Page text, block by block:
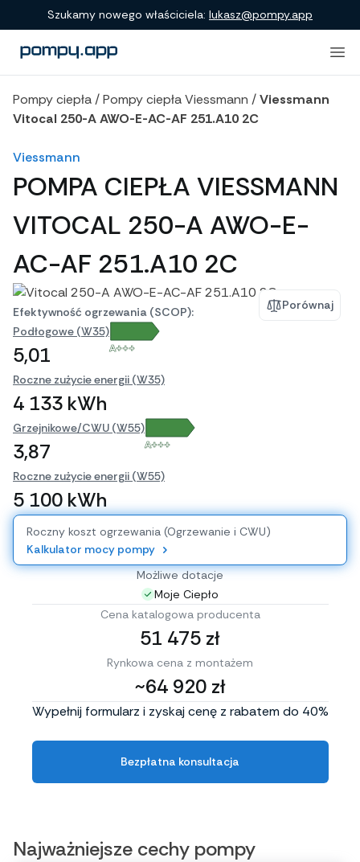
Porównanie produktów
Szukamy nowego właściciela: lukasz@pompy.app
Pompy ciepła /Pompy ciepła Viessmann /Viessmann
Vitocal 250-A AWO-E-AC-AF 251.A10 2C
Viessmann
POMPA CIEPŁA VIESSMANN
VITOCAL 250-A AWO-E-
AC-AF 251.A10 2C
Porównaj
Efektywność ogrzewania (SCOP):
Podłogowe (W35)
5,01 A+++
Roczne zużycie energii (W35)
4 133 kWh
Grzejnikowe/CWU (W55)
3,87 A+++
Roczne zużycie energii (W55)
5 100 kWh
Roczny koszt ogrzewania (Ogrzewanie i CWU)
Kalkulator mocy pompy
Możliwe dotacje
Moje Ciepło
Cena katalogowa producenta
51 475 zł
Rynkowa cena z montażem
~64 920 zł
Wypełnij formularz i zyskaj cenę z rabatem do 40%
Bezpłatna konsultacja
Najważniejsze cechy pompy